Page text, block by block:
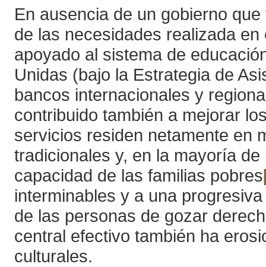
En ausencia de un gobierno
de las necesidades realizada
apoyado al sistema de
Unidas (bajo la Estrategia de
bancos internacionales y
contribuido también a mejorar
servicios residen netamente en
tradicionales y, en la mayoría
capacidad de las familias pobres
interminables y a una
de las personas de gozar
central efectivo también ha
culturales.